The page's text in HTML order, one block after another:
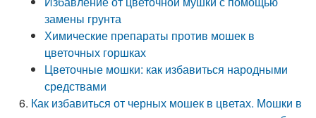
замены грунта
Химические препараты против мошек в
цветочных горшках
Цветочные мошки: как избавиться народными
средствами
Как избавиться от черных мошек в цветах. Мошки в